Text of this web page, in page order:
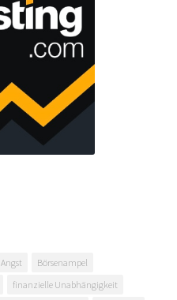
Angst
Börsenampel
finanzielle Unabhängigkeit